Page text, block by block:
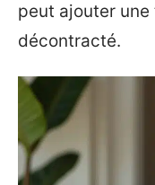
peut ajouter une
décontracté.